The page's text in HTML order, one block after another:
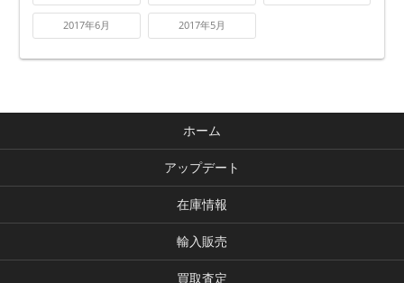
2017年6月 2017年5月
ホーム
アップデート
在庫情報
輸入販売
買取査定